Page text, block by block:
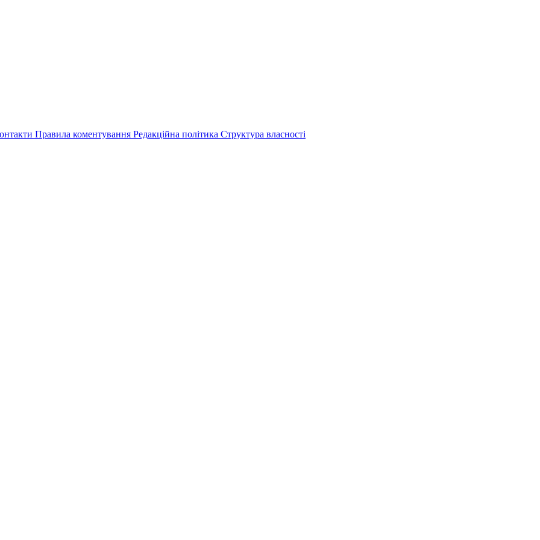
Правила коментування Редакційна політика Структура власності